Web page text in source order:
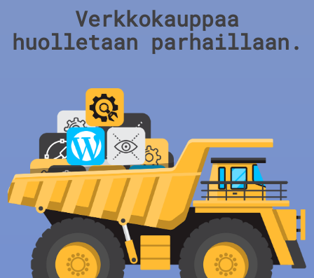
Verkkokauppaa
huolletaan parhaillaan.